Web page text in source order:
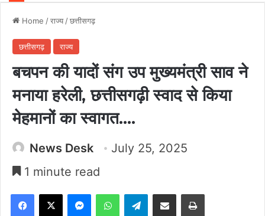
Home /राज्य/छत्तीसगढ़
छत्तीसगढ़ राज्य
बचपन की यादों संग उप मुख्यमंत्री साव ने
मनाया हरेली, छत्तीसगढ़ी स्वाद से किया
मेहमानों का स्वागत….
News Desk
July 25, 2025
1 minute read
Facebook
X MessengerWhatsAppTelegramShare via Email Print